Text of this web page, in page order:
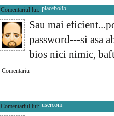
Comentariul lui: placebo85
Sau mai
password---si asa
bios nici nimic,
Comentariu
Comentariul lui: usercom